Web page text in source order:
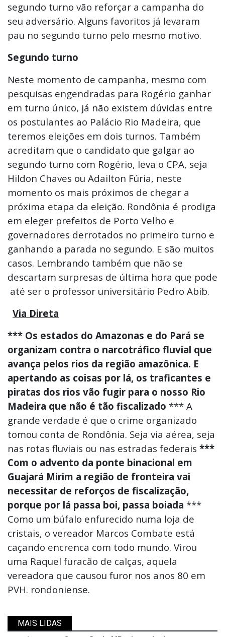
segundo turno vão reforçar a campanha do
seu adversário. Alguns favoritos já levaram
pau no segundo turno pelo mesmo motivo.
Segundo turno
Neste momento de campanha, mesmo com
pesquisas engendradas para Rogério ganhar
em turno único, já não existem dúvidas entre
os postulantes ao Palácio Rio Madeira, que
teremos eleições em dois turnos. Também
acreditam que o candidato que galgar ao
segundo turno com Rogério, leva o CPA, seja
Hildon Chaves ou Adailton Fúria, neste
momento os mais próximos de chegar a
próxima etapa da eleição. Rondônia é prodiga
em eleger prefeitos de Porto Velho e
governadores derrotados no primeiro turno e
ganhando a parada no segundo. E são muitos
casos. Lembrando também que não se
descartam surpresas de última hora que pode
até ser o professor universitário Pedro Abib.
Via Direta
*** Os estados do Amazonas e do Pará se
organizam contra o narcotráfico fluvial que
avança pelos rios da região amazônica. E
apertando as coisas por lá, os traficantes e
piratas dos rios vão fugir para o nosso Rio
Madeira que não é tão fiscalizado *** A
grande verdade é que o crime organizado
tomou conta de Rondônia. Seja via aérea, seja
nas rotas fluviais ou nas estradas federais ***
Com o advento da ponte binacional em
Guajará Mirim a região de fronteira vai
necessitar de reforços de fiscalização,
porque por lá passa boi, passa boiada ***
Como um búfalo enfurecido numa loja de
cristais, o vereador Marcos Combate está
caçando encrenca com todo mundo. Virou
uma Raquel furacão de calças, aquela
vereadora que causou furor nos anos 80 em
PVH. rondoniense.
MAIS LIDAS